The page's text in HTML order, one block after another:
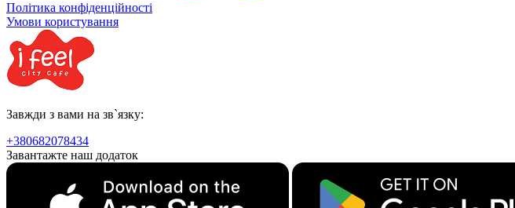
Політика конфіденційності
Умови користування
Завжди з вами на зв`язку:
+380682078434
Завантажте наш додаток